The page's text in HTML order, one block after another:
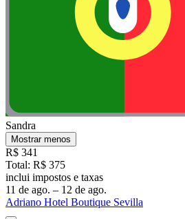
Sandra
Mostrar menos
R$ 341
Total: R$ 375
inclui impostos e taxas
11 de ago. – 12 de ago.
Adriano Hotel Boutique Sevilla